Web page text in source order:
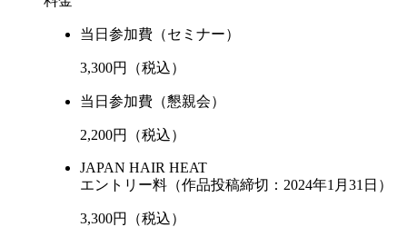
当日参加費（セミナー）
3,300円（税込）
当日参加費（懇親会）
2,200円（税込）
JAPAN HAIR HEAT
エントリー料 （作品投稿締切：2024年1月31日）
3,300円（税込）